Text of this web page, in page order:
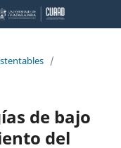
/
de bajo
del